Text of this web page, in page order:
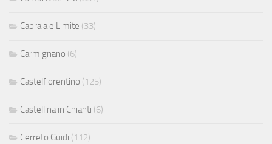
Capraia e Limite (33)
Carmignano (6)
Castelfiorentino (125)
Castellina in Chianti (6)
Cerreto Guidi (112)